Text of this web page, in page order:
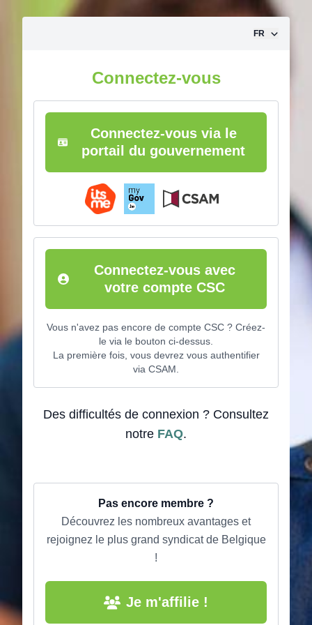
Aller vers le contenu
FR
Connectez-vous
Connectez-vous via le
portail du gouvernement
Connectez-vous avec
votre compte CSC
Vous n'avez pas encore de compte CSC ? Créez-
le via le bouton ci-dessus.
La première fois, vous devrez vous authentifier
via CSAM.
Des difficultés de connexion ? Consultez
notre FAQ.
Pas encore membre ?
Découvrez les nombreux avantages et
rejoignez le plus grand syndicat de Belgique
!
Je m'affilie !